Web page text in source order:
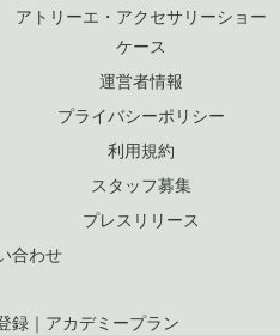
アトリーエ・アクセサリーショー
ケース
運営者情報
プライバシーポリシー
利用規約
スタッフ募集
プレスリリース
合わせ
録 ｜ アカデミープラン